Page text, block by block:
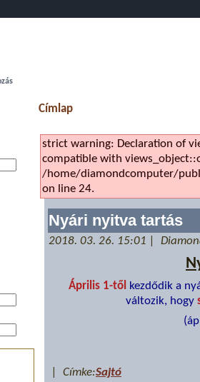
Címlap
strict warning: Declaration of
compatible with
/home/diamondcomputer/
on line 24.
Nyári nyitva tartás
2018. 03. 26. 15:01 |
Április 1-től kezdődik a
változik, hogy
| Címke:Sajtó